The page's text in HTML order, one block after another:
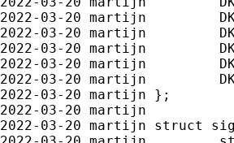
2022-03-20 martijn
2022-03-20 martijn
2022-03-20 martijn
2022-03-20 martijn
2022-03-20 martijn
2022-03-20 martijn
2022-03-20 martijn
2022-03-20 martijn